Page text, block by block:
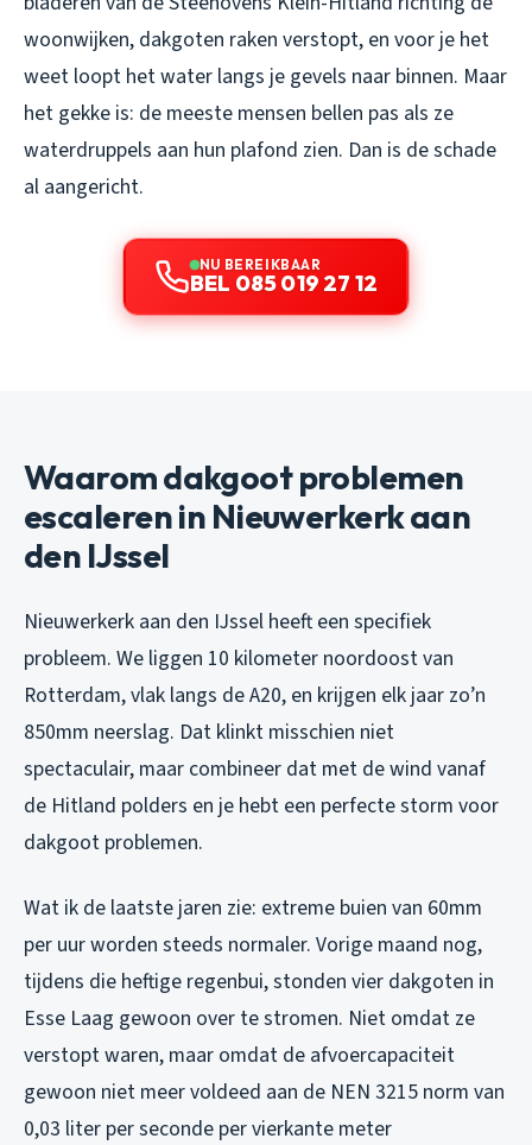
woonwijken, dakgoten raken verstopt, en voor je het
weet loopt het water langs je gevels naar binnen. Maar
het gekke is: de meeste mensen bellen pas als ze
waterdruppels aan hun plafond zien. Dan is de schade
al aangericht.
NU BEREIKBAAR
BEL 085 019 27 12
Waarom dakgoot problemen
escaleren in Nieuwerkerk aan
den IJssel
Nieuwerkerk aan den IJssel heeft een specifiek
probleem. We liggen 10 kilometer noordoost van
Rotterdam, vlak langs de A20, en krijgen elk jaar zo’n
850mm neerslag. Dat klinkt misschien niet
spectaculair, maar combineer dat met de wind vanaf
de Hitland polders en je hebt een perfecte storm voor
dakgoot problemen.
Wat ik de laatste jaren zie: extreme buien van 60mm
per uur worden steeds normaler. Vorige maand nog,
tijdens die heftige regenbui, stonden vier dakgoten in
Esse Laag gewoon over te stromen. Niet omdat ze
verstopt waren, maar omdat de afvoercapaciteit
gewoon niet meer voldeed aan de NEN 3215 norm van
0,03 liter per seconde per vierkante meter